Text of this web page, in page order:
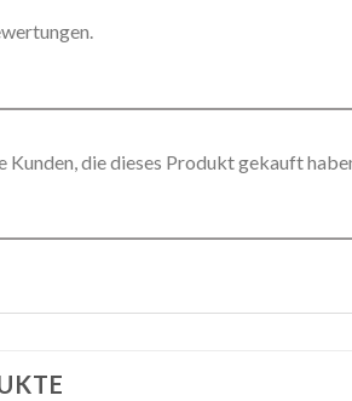
Kunden, die dieses Produkt gekauft